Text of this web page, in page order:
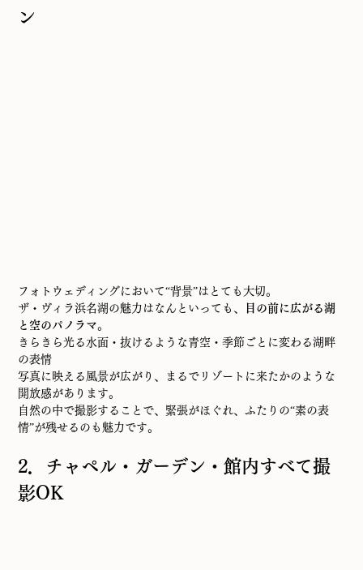
ン
フォトウェディングにおいて“背景”はとても大切。
ザ・ヴィラ浜名湖の魅力はなんといっても、
目の前に広がる湖
と空のパノラマ。
きらきら光る水面・抜けるような青空・季節ごとに変わる湖畔
の表情
写真に映える風景が広がり、まるでリゾートに来たかのような
開放感があります。
自然の中で撮影することで、緊張がほぐれ、ふたりの“素の表
情”が残せるのも魅力です。
2．チャペル・ガーデン・館内すべて撮
影OK